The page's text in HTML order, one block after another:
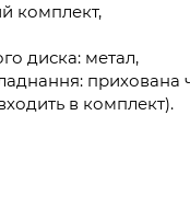
комплект,
диска: метал,
прихована
в комплект).